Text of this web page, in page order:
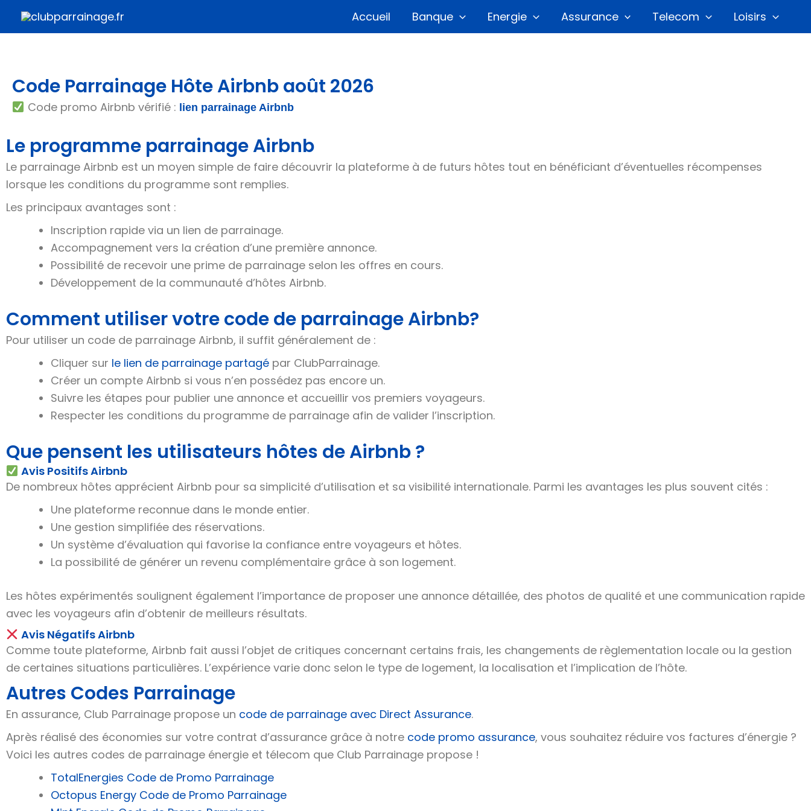
Aller
Accueil Banque Energie Assurance Telecom Loisirs
Code Parrainage Hôte Airbnb août 2026
Code promo Airbnb vérifié : lien parrainage Airbnb
Le programme parrainage Airbnb
Le parrainage Airbnb est un moyen simple de faire découvrir la plateforme à de futurs hôtes tout en bénéficiant d’éventuelles récompenses
lorsque les conditions du programme sont remplies.
Les principaux avantages sont :
Inscription rapide via un lien de parrainage.
Accompagnement vers la création d’une première annonce.
Possibilité de recevoir une prime de parrainage selon les offres en cours.
Développement de la communauté d’hôtes Airbnb.
Comment utiliser votre code de parrainage Airbnb?
Pour utiliser un code de parrainage Airbnb, il suffit généralement de :
Cliquer sur le lien de parrainage partagé par ClubParrainage.
Créer un compte Airbnb si vous n’en possédez pas encore un.
Suivre les étapes pour publier une annonce et accueillir vos premiers voyageurs.
Respecter les conditions du programme de parrainage afin de valider l’inscription.
Que pensent les utilisateurs hôtes de Airbnb ?
Avis Positifs Airbnb
De nombreux hôtes apprécient Airbnb pour sa simplicité d’utilisation et sa visibilité internationale. Parmi les avantages les plus souvent cités :
Une plateforme reconnue dans le monde entier.
Une gestion simplifiée des réservations.
Un système d’évaluation qui favorise la confiance entre voyageurs et hôtes.
La possibilité de générer un revenu complémentaire grâce à son logement.
Les hôtes expérimentés soulignent également l’importance de proposer une annonce détaillée, des photos de qualité et une communication rapide
avec les voyageurs afin d’obtenir de meilleurs résultats.
Avis Négatifs Airbnb
Comme toute plateforme, Airbnb fait aussi l’objet de critiques concernant certains frais, les changements de règlementation locale ou la gestion
de certaines situations particulières. L’expérience varie donc selon le type de logement, la localisation et l’implication de l’hôte.
Autres Codes Parrainage
En assurance, Club Parrainage propose un code de parrainage avec Direct Assurance.
Après réalisé des économies sur votre contrat d’assurance grâce à notre code promo assurance, vous souhaitez réduire vos factures d’énergie ?
Voici les autres codes de parrainage énergie et télecom que Club Parrainage propose !
TotalEnergies Code de Promo Parrainage
Octopus Energy Code de Promo Parrainage